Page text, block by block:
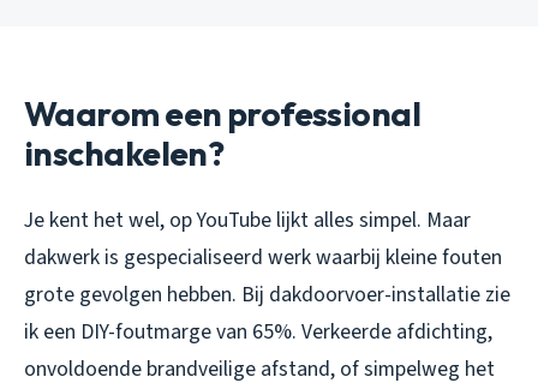
Waarom een professional
inschakelen?
Je kent het wel, op YouTube lijkt alles simpel. Maar
dakwerk is gespecialiseerd werk waarbij kleine fouten
grote gevolgen hebben. Bij dakdoorvoer-installatie zie
ik een DIY-foutmarge van 65%. Verkeerde afdichting,
onvoldoende brandveilige afstand, of simpelweg het